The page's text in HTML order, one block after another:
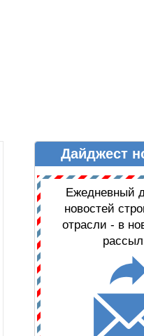
ДАЙДЖЕСТ НОВОСТЕЙ
Дайджест
Ежедневный
новостей
отрасли - в